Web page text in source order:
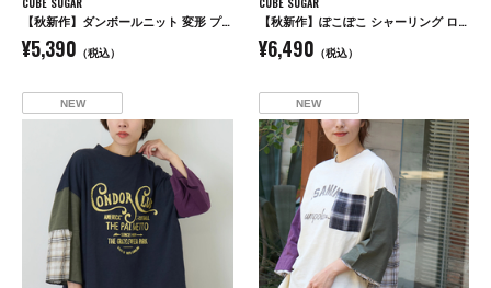
【秋新作】ダンボールニット 変形 プルオーバー
¥5,390 （税込）
【秋新作】ぽこぽこ シャーリング ロング スカート
¥6,490 （税込）
NEW NEW